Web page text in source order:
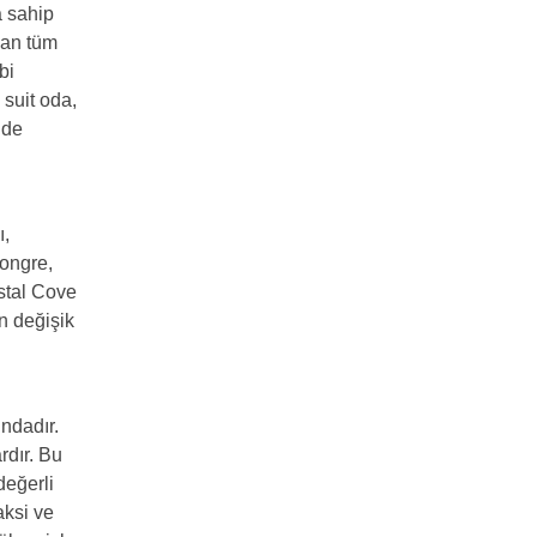
sahip
tüm
oda,
Cove
değişik
Bu
ve